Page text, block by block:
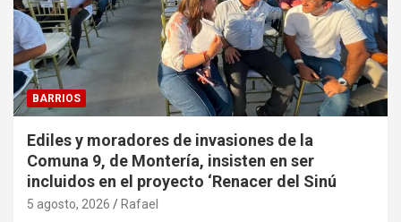
BARRIOS
Ediles y moradores de invasiones de la
Comuna 9, de Montería, insisten en ser
incluidos en el proyecto ‘Renacer del Sinú
5 agosto, 2026 Rafael